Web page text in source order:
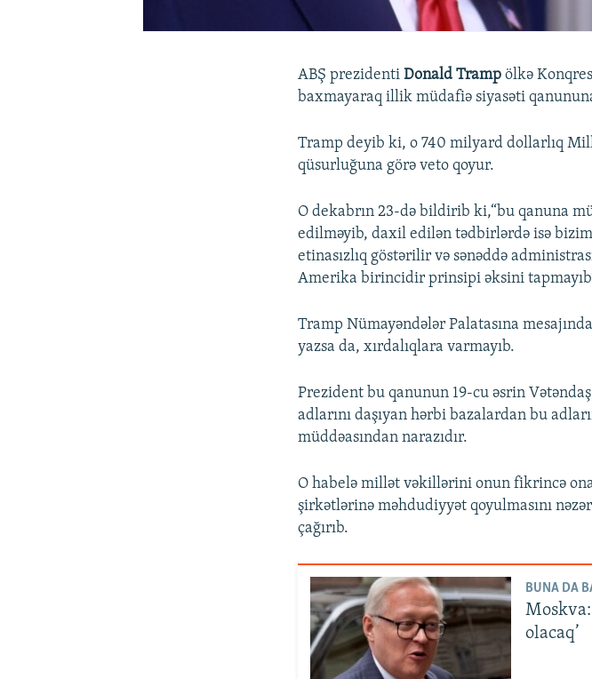
ABŞ prezidentiDonald Tramp ölkə
baxmayaraq illik müdafiə siyasəti
Tramp deyib ki, o 740 milyard dollarlıq
qüsurluğuna görə veto qoyur.
O dekabrın 23-də bildirib ki,“bu qanuna
edilməyib, daxil edilən tədbirlərdə isə
etinasızlıq göstərilir və sənəddə
Amerika birincidir prinsipi əksini
Tramp Nümayəndələr Palatasına
yazsa da, xırdalıqlara varmayıb.
Prezident bu qanunun 19-cu əsrin
adlarını daşıyan hərbi bazalardan bu
müddəasından narazıdır.
O habelə millət vəkillərini onun fikrincə
şirkətlərinə məhdudiyyət qoyulmasını
çağırıb.
BUNA DA
olacaq’